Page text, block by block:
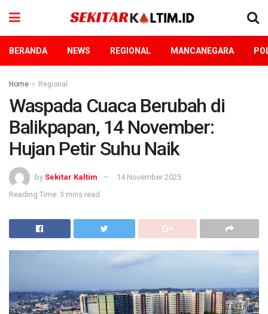
BERANDA NEWS REGIONAL MANCANEGARA
Home Regional
Waspada Cuaca Berubah di
Balikpapan, 14 November:
Hujan Petir Suhu Naik
by Sekitar Kaltim
14 November 2025
Reading Time: 3 mins read